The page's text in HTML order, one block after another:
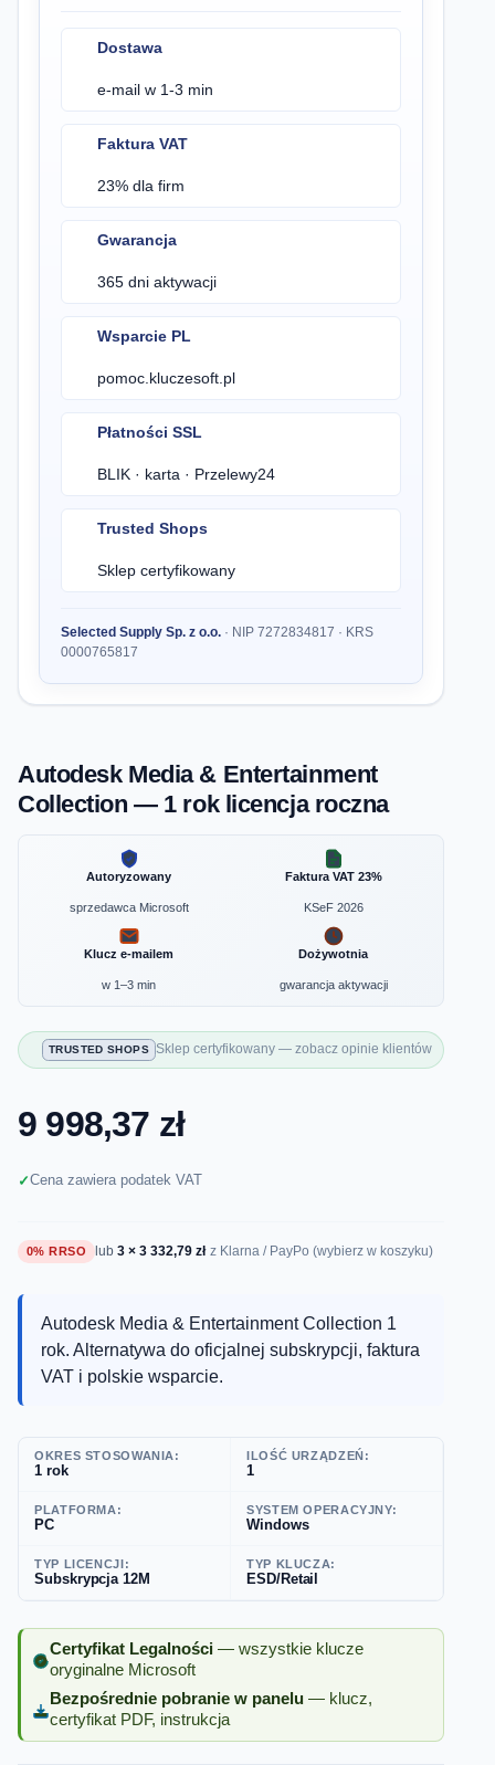
Dostawa
e-mail w 1-3 min
Faktura VAT
23% dla firm
Gwarancja
365 dni aktywacji
Wsparcie PL
pomoc.kluczesoft.pl
Płatności SSL
BLIK · karta · Przelewy24
Trusted Shops
Sklep certyfikowany
Selected Supply Sp. z o.o. · NIP 7272834817 · KRS
0000765817
Autodesk Media & Entertainment
Collection — 1 rok licencja roczna
9 998,37 zł
Cena zawiera podatek VAT
0% RRSO lub3 × 3 332,79 zł z Klarna / PayPo (wybierz w koszyku)
Autoryzowany
sprzedawca Microsoft
Faktura VAT 23%
KSeF 2026
Klucz e-mailem
w 1–3 min
Dożywotnia
gwarancja aktywacji
TRUSTED SHOPS Sklep certyfikowany — zobacz opinie klientów
Certyfikat Legalności — wszystkie klucze
oryginalne Microsoft
Bezpośrednie pobranie w panelu — klucz,
certyfikat PDF, instrukcja
OKRES STOSOWANIA:
1 rok
ILOŚĆ URZĄDZEŃ:
1
PLATFORMA:
PC
SYSTEM OPERACYJNY:
Windows
TYP LICENCJI:
Subskrypcja 12M
TYP KLUCZA:
ESD/Retail
Autodesk Media & Entertainment Collection 1
rok. Alternatywa do oficjalnej subskrypcji, faktura
VAT i polskie wsparcie.